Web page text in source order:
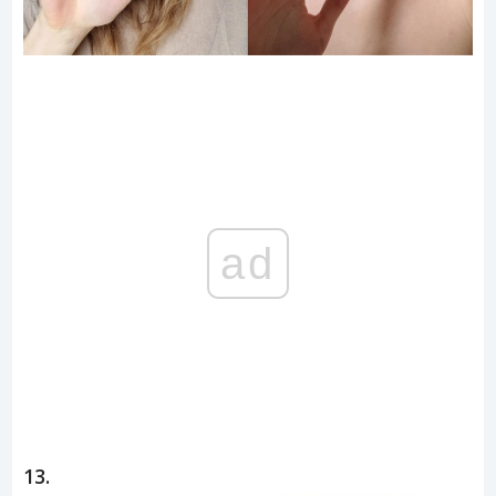
ad
13.